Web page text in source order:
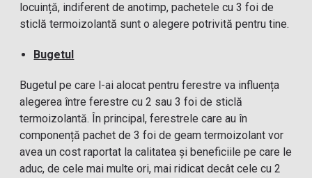
locuință, indiferent de anotimp, pachetele cu 3 foi de
sticlă termoizolantă sunt o alegere potrivită pentru tine.
Bugetul
Bugetul pe care l-ai alocat pentru ferestre va influența
alegerea între ferestre cu 2 sau 3 foi de sticlă
termoizolantă. În principal, ferestrele care au în
componență pachet de 3 foi de geam termoizolant vor
avea un cost raportat la calitatea și beneficiile pe care le
aduc, de cele mai multe ori, mai ridicat decât cele cu 2